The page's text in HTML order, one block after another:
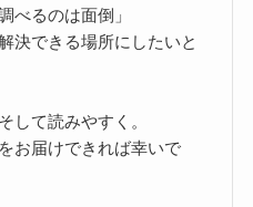
べるのは面倒」
決できる場所にしたいと
して読みやすく。
お届けできれば幸いで